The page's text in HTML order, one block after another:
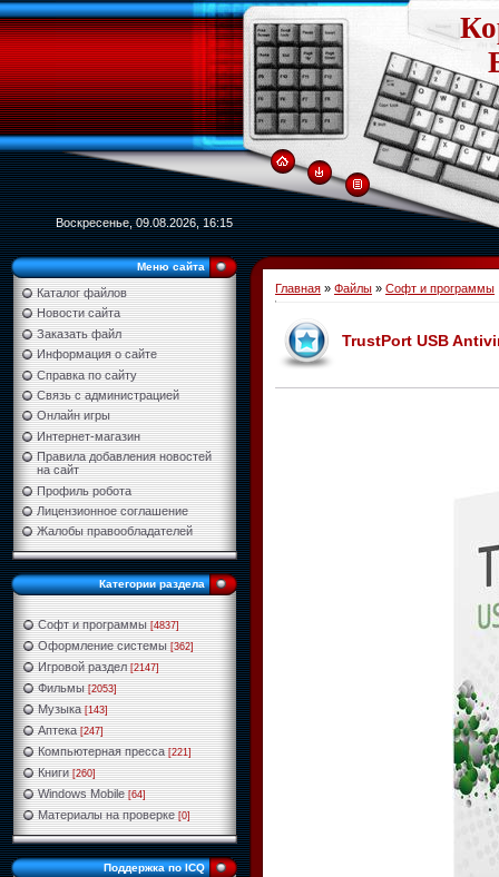
Воскресенье, 09.08.2026, 16:15
Меню сайта
Каталог файлов
Новости сайта
Заказать файл
Информация о сайте
Справка по сайту
Связь с администрацией
Онлайн игры
Интернет-магазин
Правила добавления новостей
на сайт
Профиль робота
Лицензионное соглашение
Жалобы правообладателей
Категории раздела
Софт и программы [4837]
Оформление системы [362]
Игровой раздел [2147]
Фильмы [2053]
Музыка [143]
Аптека [247]
Компьютерная пресса [221]
Книги [260]
Windows Mobile [64]
Материалы на проверке [0]
Поддержка по ICQ
Главная » Файлы » Софт и программы
TrustPort USB